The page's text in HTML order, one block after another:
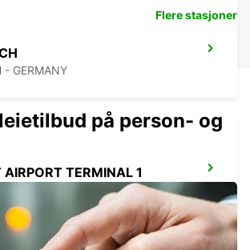
- GERMANY
AIRPORT TERMINAL 1
MAIN - GERMANY
Flere stasjoner
på person- og